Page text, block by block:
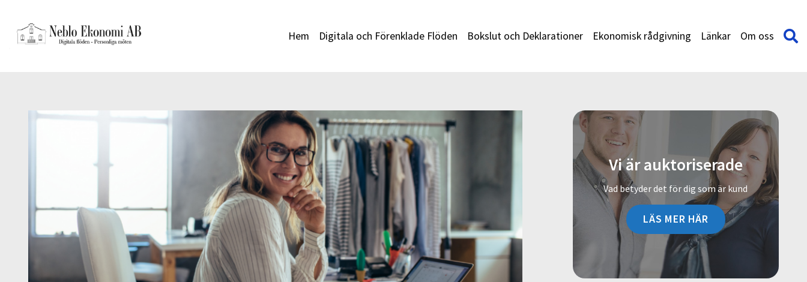
Hem Digitala och Förenklade Flöden Bokslut och Deklarationer Ekonomisk rådgivning Länkar Om oss
Vi är auktoriserade
Vad betyder det för dig som är kund
LÄS MER HÄR